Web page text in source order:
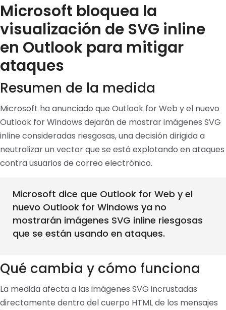
Microsoft bloquea la
visualización de SVG inline
en Outlook para mitigar
ataques
Resumen de la medida
Microsoft ha anunciado que Outlook for Web y el nuevo
Outlook for Windows dejarán de mostrar imágenes SVG
inline consideradas riesgosas, una decisión dirigida a
neutralizar un vector que se está explotando en ataques
contra usuarios de correo electrónico.
Microsoft dice que Outlook for Web y el
nuevo Outlook for Windows ya no
mostrarán imágenes SVG inline riesgosas
que se están usando en ataques.
Qué cambia y cómo funciona
La medida afecta a las imágenes SVG incrustadas
directamente dentro del cuerpo HTML de los mensajes